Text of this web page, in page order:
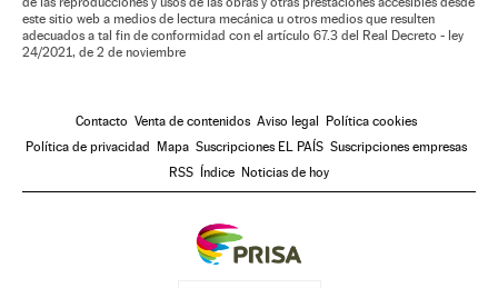
este sitio web a medios de lectura mecánica u otros medios que resulten
adecuados a tal fin de conformidad con el artículo 67.3 del Real Decreto - ley
24/2021, de 2 de noviembre
Contacto Venta de contenidos Aviso legal
Política cookies
Política de privacidad
Mapa Suscripciones EL PAÍS Suscripciones empresas
RSS
Índice Noticias de hoy